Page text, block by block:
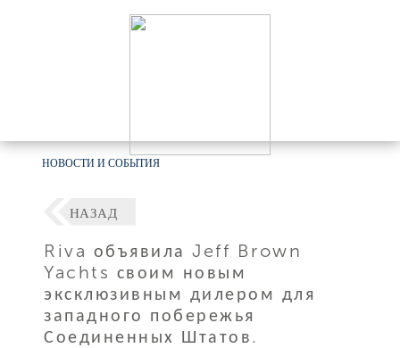
НОВОСТИ И СОБЫТИЯ
НАЗАД
Riva объявила Jeff Brown
Yachts своим новым
эксклюзивным дилером для
западного побережья
Соединенных Штатов.